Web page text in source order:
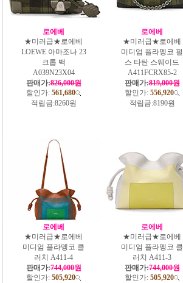
로에베
★미러급★로에베
LOEWE 아마조나 23
크롭 백
A039N23X04
판매가:826,000원
할인가: 561,680
적립금:8260원
로에베
★미러급★로에베
미디엄 플라멩코 펄
스 타탄 스웨이드
A411FCRX85-2
판매가:819,000원
할인가: 556,920
적립금:8190원
로에베
★미러급★로에베
미디엄 플라멩코 클
러치 A411-4
판매가:744,000원
할인가: 505,920
로에베
★미러급★로에베
미디엄 플라멩코 클
러치 A411-3
판매가:744,000원
할인가: 505,920